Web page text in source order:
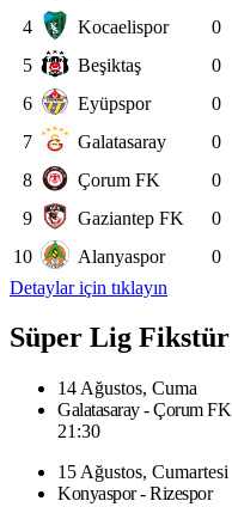
4
Kocaelispor 0
5
Beşiktaş 0
6
Eyüpspor 0
7
Galatasaray 0
8
Çorum FK 0
9
Gaziantep FK 0
10
Alanyaspor 0
Detaylar için tıklayın
Süper Lig Fikstür
14 Ağustos, Cuma
Galatasaray - Çorum FK
21:30
15 Ağustos, Cumartesi
Konyaspor - Rizespor